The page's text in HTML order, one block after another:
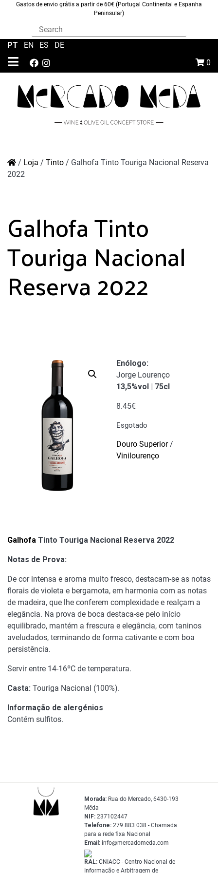
Gastos de envio grátis a partir de 60€ (Portugal Continental e Espanha
Peninsular)
0
PT EN ES DE
/ Loja / Tinto / Galhofa Tinto Touriga Nacional Reserva
2022
Galhofa Tinto
Touriga Nacional
Reserva 2022
Enólogo:
Jorge Lourenço
13,5%vol | 75cl
8.45€
Esgotado
Douro Superior/
Vinilourenço
Galhofa Tinto Touriga Nacional Reserva 2022
Notas de Prova:
De cor intensa e aroma muito fresco, destacam-se as notas
florais de violeta e bergamota, em harmonia com as notas
de madeira, que lhe conferem complexidade e realçam a
elegância. Na prova de boca destaca-se pelo início
equilibrado, mantém a frescura e elegância, com taninos
aveludados, terminando de forma cativante e com boa
persistência.
Servir entre 14-16ºC de temperatura.
Casta: Touriga Nacional (100%).
Informação de alergénios
Contém sulfitos.
Morada: Rua do Mercado, 6430-193
Mêda
NIF: 237102447
Telefone: 279 883 038 - Chamada
para a rede fixa Nacional
Email: info@mercadomeda.com
RAL: CNIACC - Centro Nacional de
Informação e Arbitragem de